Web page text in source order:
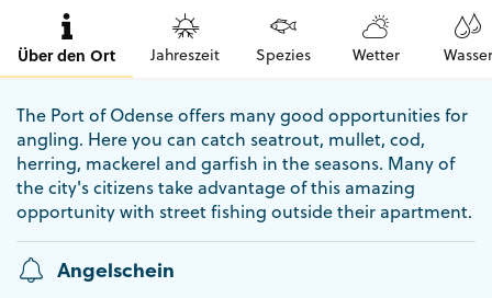
Über den Ort Jahreszeit Spezies Wetter Wasser
The Port of Odense offers many good opportunities for
angling. Here you can catch seatrout, mullet, cod,
herring, mackerel and garfish in the seasons. Many of
the city's citizens take advantage of this amazing
opportunity with street fishing outside their apartment.
Angelschein